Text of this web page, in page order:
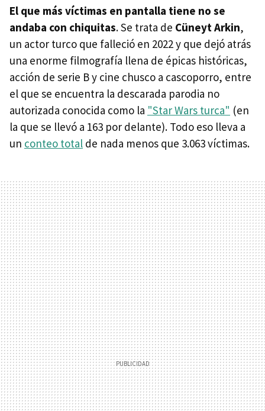
El que más víctimas en pantalla tiene no se
andaba con chiquitas. Se trata de Cüneyt Arkin,
un actor turco que falleció en 2022 y que dejó atrás
una enorme filmografía llena de épicas históricas,
acción de serie B y cine chusco a cascoporro, entre
el que se encuentra la descarada parodia no
autorizada conocida como la "Star Wars turca" (en
la que se llevó a 163 por delante). Todo eso lleva a
un conteo total de nada menos que 3.063 víctimas.